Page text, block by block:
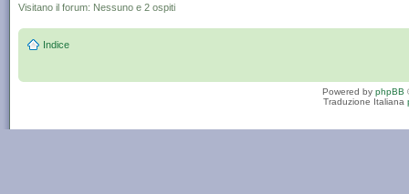
Visitano il forum: Nessuno e 2 ospiti
Indice
Powered by phpBB
Traduzione Italiana